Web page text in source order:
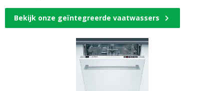
Bekijk onze geïntegreerde vaatwassers